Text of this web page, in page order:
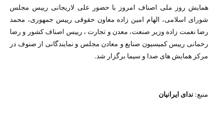
همایش روز ملی اصناف امروز با حضور علی لاریجانی رییس مجلس
شورای اسلامی، الهام امین زاده معاون حقوقی رییس جمهوری، محمد
رضا نعمت زاده وزیر صنعت، معدن و تجارت ، رییس اصناف کشور و رضا
رحمانی رییس کمیسیون صنایع و معادن مجلس و نمایندگانی از صنوف در
مرکز همایش های صدا و سیما برگزار شد.
منبع: ندای ایرانیان